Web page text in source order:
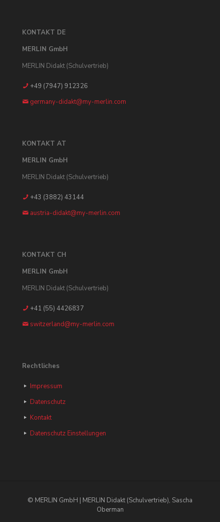
KONTAKT DE
MERLIN GmbH
MERLIN Didakt (Schulvertrieb)
+49 (7947) 912326
germany-didakt@my-merlin.com
KONTAKT AT
MERLIN GmbH
MERLIN Didakt (Schulvertrieb)
+43 (3882) 43144
austria-didakt@my-merlin.com
KONTAKT CH
MERLIN GmbH
MERLIN Didakt (Schulvertrieb)
+41 (55) 4426837
switzerland@my-merlin.com
Rechtliches
Impressum
Datenschutz
Kontakt
Datenschutz Einstellungen
© MERLIN GmbH | MERLIN Didakt (Schulvertrieb), Sascha
Oberman